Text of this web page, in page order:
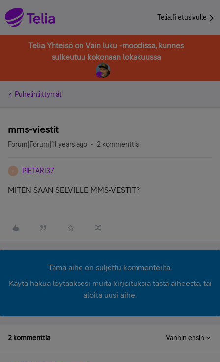
Telia.fi etusivulle
Telia Yhteisö on Vain luku -moodissa, kunnes
sulkeutuu kokonaan lokakuussa
Puhelinliittymät
mms-viestit
Forum|Forum|11 years ago 2 kommenttia
P PIETARI37
MITEN SAAN SELVILLE MMS-VESTIT?
Tämä aihe on suljettu kommenteilta.
Käytä hakua löytääksesi muita kirjoituksia tästä aiheesta, tai
aloita uusi aihe.
2 kommenttia Vanhin ensin